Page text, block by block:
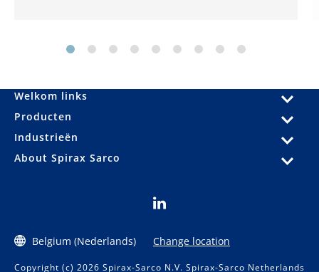
Welkom links
Producten
Industrieën
About Spirax Sarco
Belgium (Nederlands) Change location
Copyright (c) 2026 Spirax-Sarco N.V. Spirax-Sarco Netherlands